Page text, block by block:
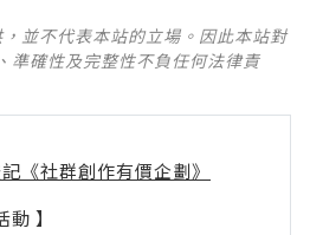
並不代表本站的立場。因此本站對
準確性及完整性不負任何法律責
《社群創作有價企劃》
】